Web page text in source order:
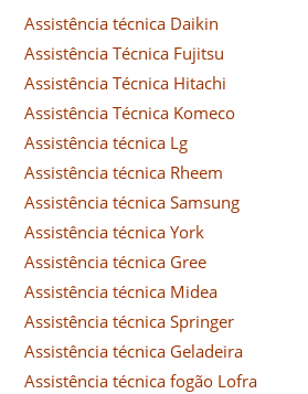
Assistência técnica Daikin
Assistência Técnica Fujitsu
Assistência Técnica Hitachi
Assistência Técnica Komeco
Assistência técnica Lg
Assistência técnica Rheem
Assistência técnica Samsung
Assistência técnica York
Assistência técnica Gree
Assistência técnica Midea
Assistência técnica Springer
Assistência técnica Geladeira
Assistência técnica fogão Lofra